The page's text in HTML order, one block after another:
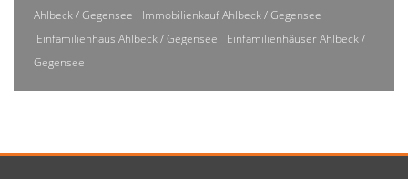
Ahlbeck / Gegensee
Immobilienkauf Ahlbeck / Gegensee
Einfamilienhaus Ahlbeck / Gegensee
Einfamilienhäuser Ahlbeck /
Gegensee